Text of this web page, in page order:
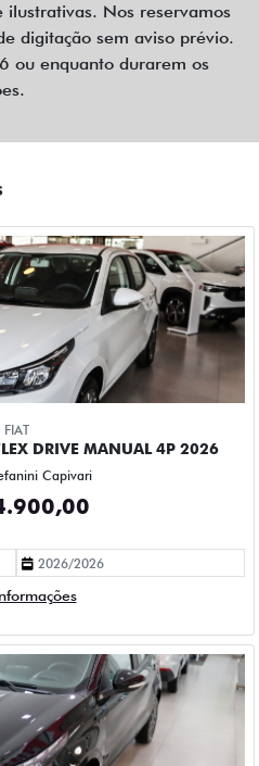
Nos reservamos
digitação sem aviso prévio.
enquanto durarem os
FIAT
DRIVE MANUAL 4P 2026
Capivari
2026/2026